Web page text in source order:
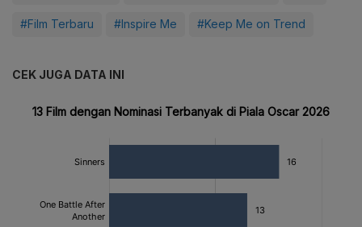
#Film Terbaru #Inspire Me #Keep Me on Trend
CEK JUGA DATA INI